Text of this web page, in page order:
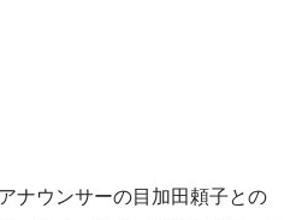
ナウンサーの目加田頼子との